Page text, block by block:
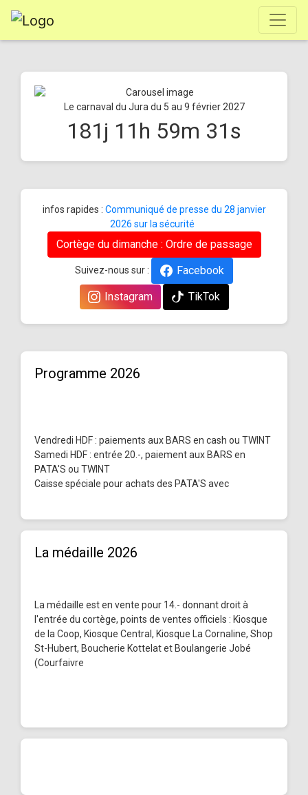
Le carnaval du Jura du 5 au 9 février 2027
181 j 11 h 59m 30s
infos rapides : Communiqué de presse du 28 janvier
2026 sur la sécurité
Cortège du dimanche : Ordre de passage
Suivez-nous sur :
Facebook
Instagram
TikTok
Programme 2026
Vendredi HDF : paiements aux BARS en cash ou TWINT
Samedi HDF : entrée 20.-, paiement aux BARS en
PATA'S ou TWINT
Caisse spéciale pour achats des PATA'S avec
La médaille 2026
La médaille est en vente pour 14.- donnant droit à
l'entrée du cortège, points de ventes officiels : Kiosque
de la Coop, Kiosque Central, Kiosque La Cornaline, Shop
St-Hubert, Boucherie Kottelat et Boulangerie Jobé
(Courfaivre